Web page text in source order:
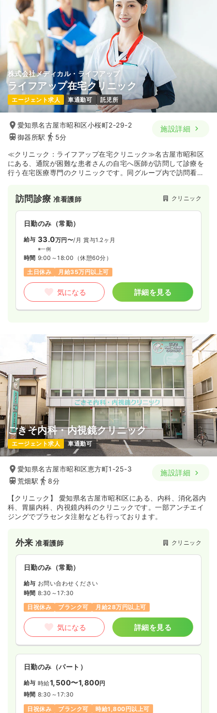
株式会社メディカル・ライフアップ
ライフアップ在宅クリニック
エージェント求人 車通勤可 託児所
愛知県名古屋市昭和区小桜町2-29-2
御器所駅
5分
施設詳細
≪クリニック：ライフアップ在宅クリニック≫名古屋市昭和区
にある、通院が困難な患者さんの自宅へ医師が訪問して診療を
行う在宅医療専門のクリニックです。同グループ内で訪問看護
訪問診療准看護師 クリニック
日勤のみ（常勤）
給与 33.0万円〜/月 賞与1.2ヶ月
※一例
時間 9:00～18:00 （休憩60分）
土日休み
月給35万円以上可
気になる 詳細を見る
ごきそ内科・内視鏡クリニック
エージェント求人 車通勤可
愛知県名古屋市昭和区恵方町1-25-3
荒畑駅
8分
施設詳細
【クリニック】 愛知県名古屋市昭和区にある、内科、消化器内
科、胃腸内科、内視鏡内科のクリニックです。一部アンチエイ
ジングでプラセンタ注射なども行っております。
外来准看護師 クリニック
日勤のみ（常勤）
給与 お問い合わせください
時間 8:30～17:30
日祝休み
ブランク可 月給28万円以上可
気になる 詳細を見る
日勤のみ（パート）
給与 時給1,500〜1,800円
時間 8:30～17:30
日祝休み
ブランク可 時給1,800円以上可